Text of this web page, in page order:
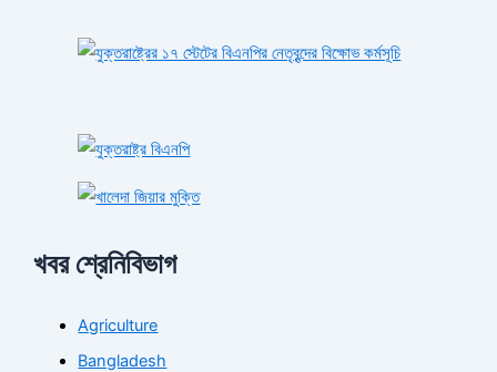
খবর শ্রেনিবিভাগ
Agriculture
Bangladesh